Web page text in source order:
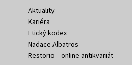
Aktuality
Kariéra
Etický kodex
Nadace Albatros
Restorio – online antikvariát